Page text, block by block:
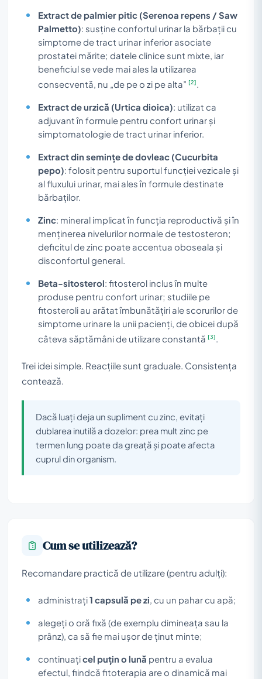
Extract de palmier pitic (Serenoa repens / Saw
Palmetto): susține confortul urinar la bărbații cu
simptome de tract urinar inferior asociate
prostatei mărite; datele clinice sunt mixte, iar
beneficiul se vede mai ales la utilizarea
consecventă, nu „de pe o zi pe alta” [2]
Extract de urzică (Urtica dioica): utilizat ca
adjuvant în formule pentru confort urinar și
simptomatologie de tract urinar inferior.
Extract din semințe de dovleac (Cucurbita
pepo): folosit pentru suportul funcției vezicale și
al fluxului urinar, mai ales în formule destinate
bărbaților.
Zinc: mineral implicat în funcția reproductivă și în
menținerea nivelurilor normale de testosteron;
deficitul de zinc poate accentua oboseala și
disconfortul general.
Beta-sitosterol: fitosterol inclus în multe
produse pentru confort urinar; studiile pe
fitosteroli au arătat îmbunătățiri ale scorurilor de
simptome urinare la unii pacienți, de obicei după
câteva săptămâni de utilizare constantă [3]
Trei idei simple. Reacțiile sunt graduale. Consistența
contează.
Dacă luați deja un supliment cu zinc, evitați
dublarea inutilă a dozelor: prea mult zinc pe
termen lung poate da greață și poate afecta
cuprul din organism.
Cum se utilizează?
Recomandare practică de utilizare (pentru adulți):
administrați1 capsulă pe zi, cu un pahar cu apă;
alegeți o oră fixă (de exemplu dimineața sau la
prânz), ca să fie mai ușor de ținut minte;
continuațicel puțin o lună pentru a evalua
efectul, fiindcă fitoterapia are o dinamică mai